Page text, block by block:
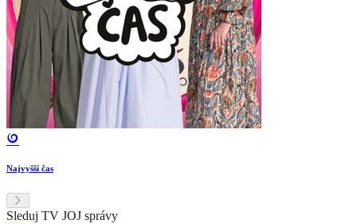
Najvyšší čas
Sleduj TV JOJ správy